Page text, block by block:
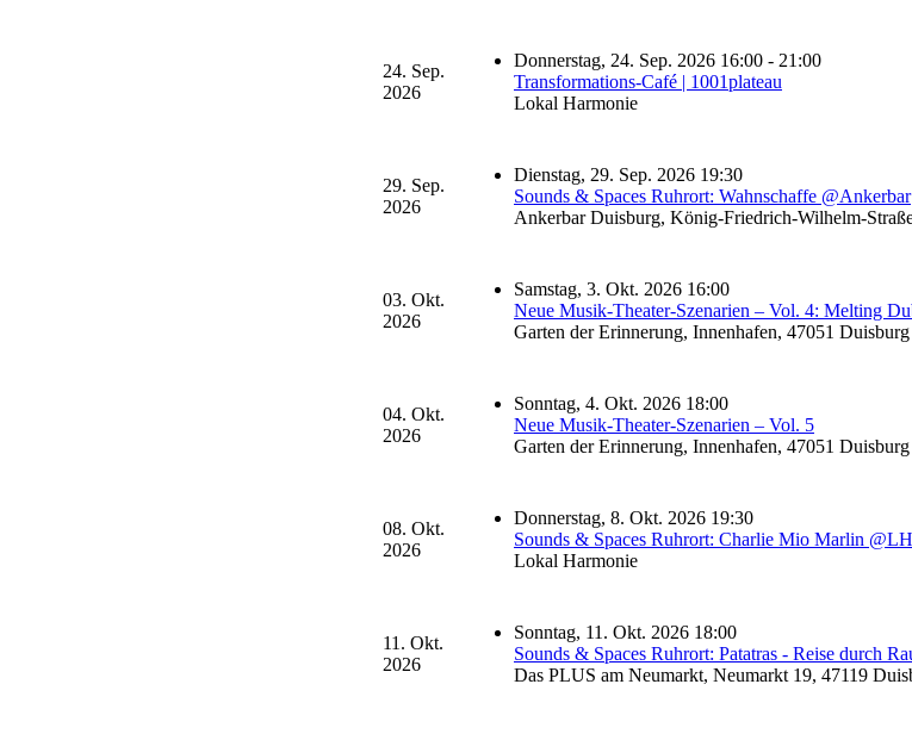
24. Sep.
2026
Donnerstag, 24. Sep. 2026 16:00 - 21:00
Transformations-Café | 1001plateau
Lokal Harmonie
29. Sep.
2026
Dienstag, 29. Sep. 2026 19:30
Sounds & Spaces Ruhrort: Wahnschaffe @Ankerbar
Ankerbar Duisburg, König-Friedrich-Wilhelm-
03. Okt.
2026
Samstag, 3. Okt. 2026 16:00
Neue Musik-Theater-Szenarien – Vol. 4: Melting
Garten der Erinnerung, Innenhafen, 47051 Duisburg
04. Okt.
2026
Sonntag, 4. Okt. 2026 18:00
Neue Musik-Theater-Szenarien – Vol. 5
Garten der Erinnerung, Innenhafen, 47051 Duisburg
08. Okt.
2026
Donnerstag, 8. Okt. 2026 19:30
Sounds & Spaces Ruhrort: Charlie Mio Marlin @LH
Lokal Harmonie
11. Okt.
2026
Sonntag, 11. Okt. 2026 18:00
Sounds & Spaces Ruhrort: Patatras - Reise durch
Das PLUS am Neumarkt, Neumarkt 19, 47119